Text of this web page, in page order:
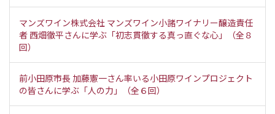
マンズワイン株式会社 マンズワイン小諸ワイナリー醸造責任
者 西畑徹平さんに学ぶ「初志貫徹する真っ直ぐな心」（全８
回）
前小田原市長 加藤憲一さん率いる小田原ワインプロジェクト
の皆さんに学ぶ「人の力」（全６回）